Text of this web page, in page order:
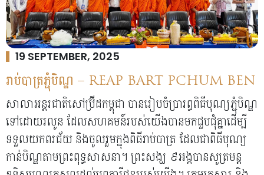
19 SEPTEMBER, 2025
រាប់បាត្រភ្ជុំបិណ្ឌ – REAP BART PCHUM BEN
សាលាអន្តរជាតិសៅប្រ៊ីដកម្ពុជា បានរៀបចំប្រារព្ធពិធីបុណ្យភ្ជុំបិណ្ឌ
ទៅដោយរលូន ដែលសហគមន៍របស់យើងបានមកជួបជុំគ្នាដើម្បី
ទទួលយកពរជ័យ និងចូលរួមក្នុងពិធីរាប់បាត្រ ដែលជាពិធីបុណ្យ
កាន់បិណ្ឌតាមព្រះពុទ្ធសាសនា។ ព្រះសង្ឃ ៩អង្គបានសូត្រមន្ត